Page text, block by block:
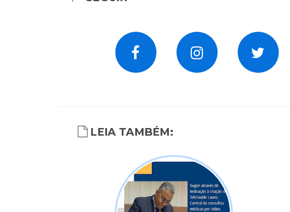
LEIA TAMBÉM: